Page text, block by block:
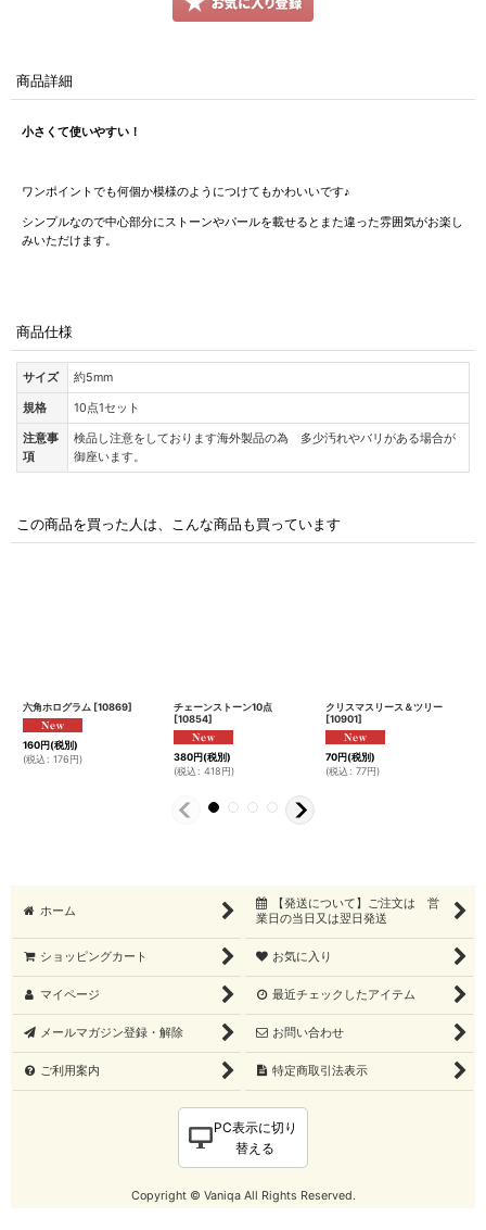
商品詳細
小さくて使いやすい！
ワンポイントでも何個か模様のようにつけてもかわいいです♪
シンプルなので中心部分にストーンやパールを載せるとまた違った雰囲気がお楽し
みいただけます。
商品仕様
サイズ 約5mm
規格 10点1セット
注意事
項
検品し注意をしております海外製品の為 多少汚れやバリがある場合が
御座います。
この商品を買った人は、こんな商品も買っています
六角ホログラム [10869]
160円(税別)
(税込: 176円)
チェーンストーン10点
[10854]
380円(税別)
(税込 : 418円)
クリスマスリース＆ツリー
[10901]
70円(税別)
(税込: 77円)
ホーム
【発送について】ご注文は 営
業日の当日又は翌日発送
ショッピングカート お気に入り
マイページ 最近チェックしたアイテム
メールマガジン登録・解除 お問い合わせ
ご利用案内 特定商取引法表示
PC表示に切り
替える
Copyright © Vaniqa All Rights Reserved.